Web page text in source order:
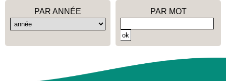
PAR ANNÉE PAR MOT